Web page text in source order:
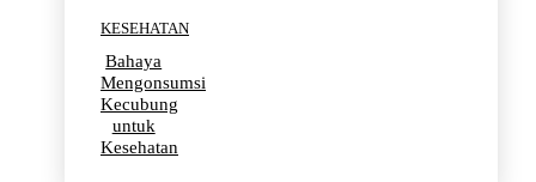
KESEHATAN
Bahaya
Mengonsumsi
Kecubung
untuk
Kesehatan